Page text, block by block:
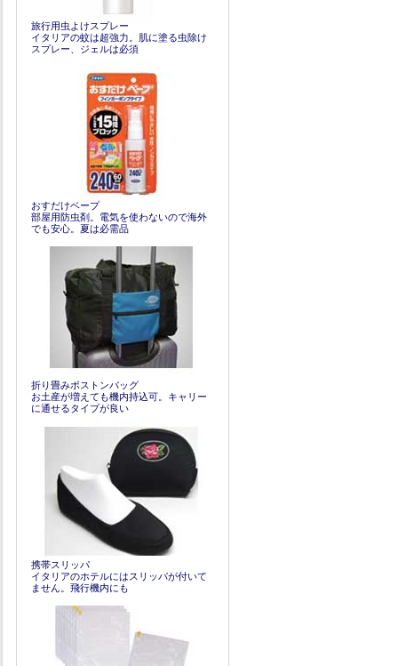
旅行用虫よけスプレー
イタリアの蚊は超強力。肌に塗る虫除け
スプレー、ジェルは必須
おすだけベープ
部屋用防虫剤。電気を使わないので海外
でも安心。夏は必需品
折り畳みボストンバッグ
お土産が増えても機内持込可。キャリー
に通せるタイプが良い
携帯スリッパ
イタリアのホテルにはスリッパが付いて
ません。飛行機内にも